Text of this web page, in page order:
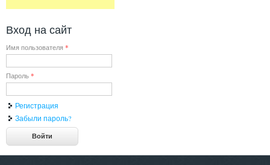
Вход на сайт
Имя пользователя *
Пароль *
Регистрация
Забыли пароль?